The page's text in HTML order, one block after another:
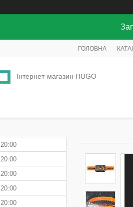
ГОЛОВНА
Інтернет-магазин HUGO
20:00
20:00
20:00
20:00
20:00